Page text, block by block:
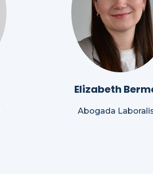
Elizabeth
Abogada